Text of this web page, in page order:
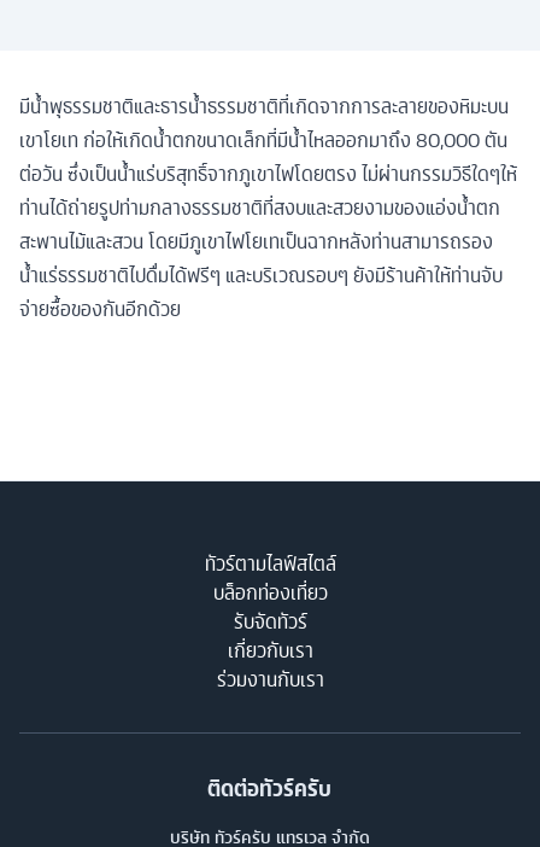
มีน้ำพุธรรมชาติและธารน้ำธรรมชาติที่เกิดจากการละลายของหิมะบน
เขาโยเท ก่อให้เกิดน้ำตกขนาดเล็กที่มีน้ำไหลออกมาถึง 80,000 ตัน
ต่อวัน ซึ่งเป็นน้ำแร่บริสุทธิ์จากภูเขาไฟโดยตรง ไม่ผ่านกรรมวิธีใดๆให้
ท่านได้ถ่ายรูปท่ามกลางธรรมชาติที่สงบและสวยงามของแอ่งน้ำตก
สะพานไม้และสวน โดยมีภูเขาไฟโยเทเป็นฉากหลังท่านสามารถรอง
น้ำแร่ธรรมชาติไปดื่มได้ฟรีๆ และบริเวณรอบๆ ยังมีร้านค้าให้ท่านจับ
จ่ายซื้อของกันอีกด้วย
ทัวร์ตามไลฟ์สไตล์
บล็อกท่องเที่ยว
รับจัดทัวร์
เกี่ยวกับเรา
ร่วมงานกับเรา
ติดต่อทัวร์ครับ
บริษัท ทัวร์ครับ แทรเวล จำกัด